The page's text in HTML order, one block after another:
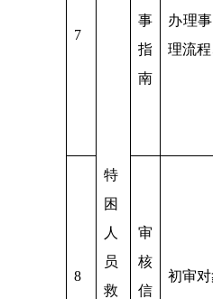
7
特
困
人
员
救
事
指
南
办理
理流
8
审
核
信
初审